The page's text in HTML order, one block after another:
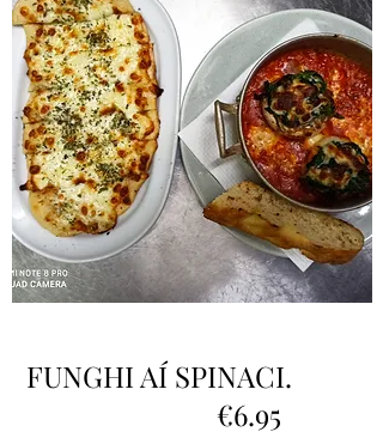
FUNGHI AÍ SPINACI.
€6.95